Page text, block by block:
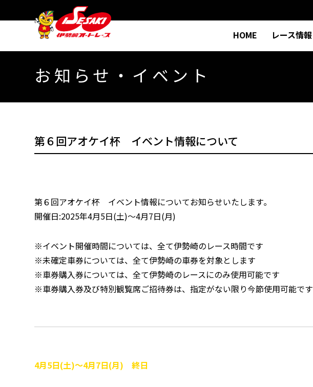
HOME レース情報
お知らせ・イベント
第６回アオケイ杯 イベント情報について
第６回アオケイ杯 イベント情報についてお知らせいたします｡
開催日:2025年4月5日(土)～4月7日(月)
※イベント開催時間については、全て伊勢崎のレース時間です
※未確定車券については、全て伊勢崎の車券を対象とします
※車券購入券については、全て伊勢崎のレースにのみ使用可能です
※車券購入券及び特別観覧席ご招待券は、指定がない限り今節使用可能です
4月5日(土)～4月7日(月) 終日